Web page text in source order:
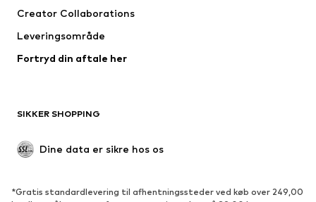
Undertøj
Frakker
Badetøj
Anledninger
Upcycled mode
Nyheder Trending
Creator Collaborations
Leveringsområde
Fortryd din aftale her
SIKKER SHOPPING
Dine data er sikre hos os
*Gratis standardlevering til afhentningssteder ved køb over 249,00